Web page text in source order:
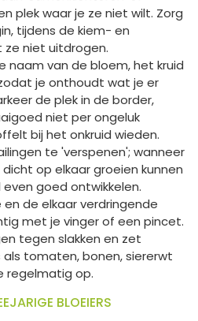
plek waar je ze niet wilt. Zorg
tijdens de kiem- en
niet uitdrogen.
naam van de bloem, het kruid
je onthoudt wat je er
de plek in de border,
niet per ongeluk
bij het onkruid wieden.
te 'verspenen'; wanneer
op elkaar groeien kunnen
goed ontwikkelen.
de elkaar verdringende
met je vinger of een pincet.
tegen slakken en zet
als tomaten, bonen, siererwt
regelmatig op.
BLOEIERS